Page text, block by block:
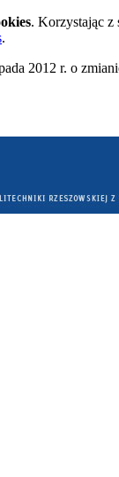
. Korzystając z
.
2012 r. o